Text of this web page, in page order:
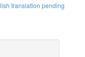
translation pending